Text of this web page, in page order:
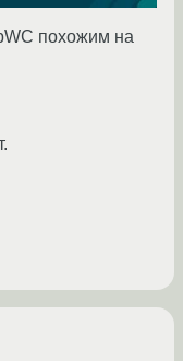
похожим на